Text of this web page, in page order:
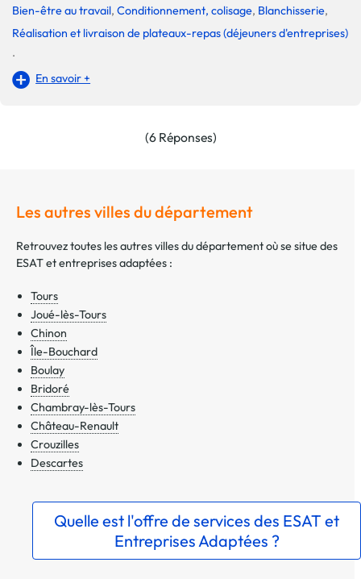
Bien-être au travail, Conditionnement, colisage, Blanchisserie,
Réalisation et livraison de plateaux-repas (déjeuners d'entreprises)
.
En savoir +
(6 Réponses)
Les autres villes du département
Retrouvez toutes les autres villes du département où se situe des
ESAT et entreprises adaptées :
Tours
Joué-lès-Tours
Chinon
Île-Bouchard
Boulay
Bridoré
Chambray-lès-Tours
Château-Renault
Crouzilles
Descartes
Quelle est l'offre de services des ESAT et
Entreprises Adaptées ?